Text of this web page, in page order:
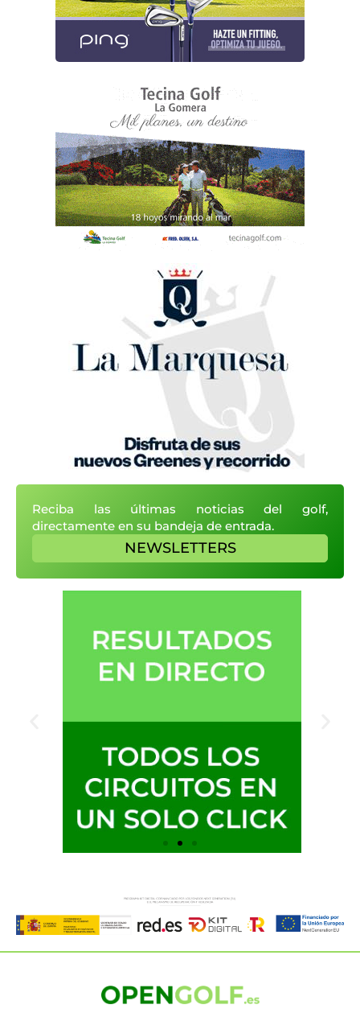
Reciba las últimas noticias del golf,
directamente en su bandeja de entrada.
NEWSLETTERS